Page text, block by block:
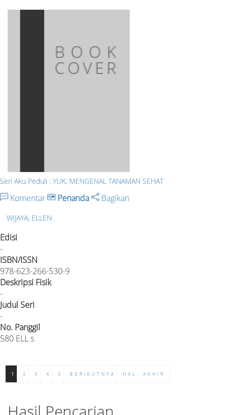
Seri Aku Peduli : YUK, MENGENAL TANAMAN SEHAT
Komentar Penanda Bagikan
WIJAYA, ELLEN
Edisi
-
ISBN/ISSN
978-623-266-530-9
Deskripsi Fisik
-
Judul Seri
-
No. Panggil
580 ELL s
1 2 3 4 5 BERIKUTNYA HAL. AKHIR